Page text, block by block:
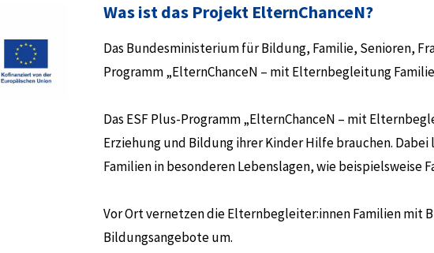
Was ist das Projekt ElternChanceN?
Das Bundesministerium für Bildung, Familie, Senioren,
Programm „ElternChanceN – mit Elternbegleitung
Das ESF Plus-Programm „ElternChanceN – mit
Erziehung und Bildung ihrer Kinder Hilfe brauchen.
Familien in besonderen Lebenslagen, wie beispielsweise
Vor Ort vernetzen die Elternbegleiter:innen Familien
Bildungsangebote um.